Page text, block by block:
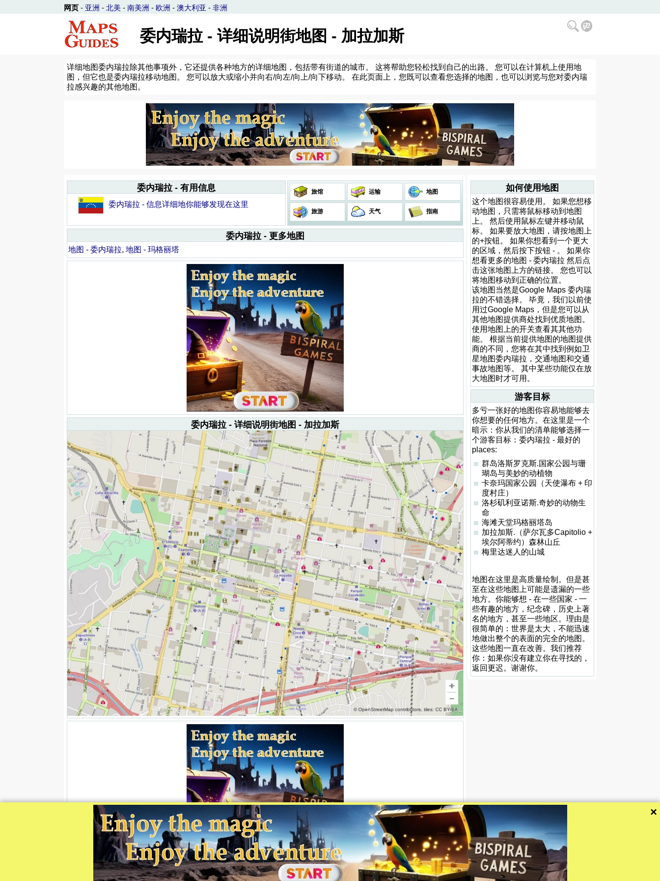
网页 - 亚洲 - 北美 - 南美洲 - 欧洲 - 澳大利亚 - 非洲
委内瑞拉 - 详细说明街地图 - 加拉加斯
详细地图委内瑞拉除其他事项外，它还提供各种地方的详细地图，包括带有街道的城市。 这将帮助您轻松找到自己的出路。 您可以在计算机上使用地
图，但它也是委内瑞拉移动地图。 您可以放大或缩小并向右/向左/向上/向下移动。 在此页面上，您既可以查看您选择的地图，也可以浏览与您对委内瑞
拉感兴趣的其他地图。
委内瑞拉 - 有用信息
委内瑞拉 - 信息详细地你能够发现在这里
旅馆 运输 地图
旅游 天气 指南
委内瑞拉 - 更多地图
地图 - 委内瑞拉, 地图 - 玛格丽塔
委内瑞拉 - 详细说明街地图 - 加拉加斯
如何使用地图
这个地图很容易使用。 如果您想移
动地图，只需将鼠标移动到地图
上。 然后使用鼠标左键并移动鼠
标。 如果要放大地图，请按地图上
的+按钮。 如果你想看到一个更大
的区域，然后按下按钮 - 。 如果你
想看更多的地图 - 委内瑞拉 然后点
击这张地图上方的链接。 您也可以
将地图移动到正确的位置。
该地图当然是Google Maps 委内瑞
拉的不错选择。 毕竟，我们以前使
用过Google Maps，但是您可以从
其他地图提供商处找到优质地图。
使用地图上的开关查看其其他功
能。 根据当前提供地图的地图提供
商的不同，您将在其中找到例如卫
星地图委内瑞拉，交通地图和交通
事故地图等。 其中某些功能仅在放
大地图时才可用。
游客目标
多亏一张好的地图你容易地能够去
你想要的任何地方。在这里是一个
暗示：你从我们的清单能够选择一
个游客目标：委内瑞拉 - 最好的
places:
群岛洛斯罗克斯.国家公园与珊
瑚岛与美妙的动植物
卡奈玛国家公园（天使瀑布 + 印
度村庄）
洛杉矶利亚诺斯.奇妙的动物生
命
海滩天堂玛格丽塔岛
加拉加斯.（萨尔瓦多Capitolio +
埃尔阿蒂约）森林山丘
梅里达迷人的山城
地图在这里是高质量绘制。但是甚
至在这些地图上可能是遗漏的一些
地方。你能够想 - 在一些国家 - 一
些有趣的地方，纪念碑，历史上著
名的地方，甚至一些地区。理由是
很简单的：世界是太大，不能迅速
地做出整个的表面的完全的地图。
这些地图一直在改善。我们推荐
你：如果你没有建立你在寻找的，
返回更迟。谢谢你。
×